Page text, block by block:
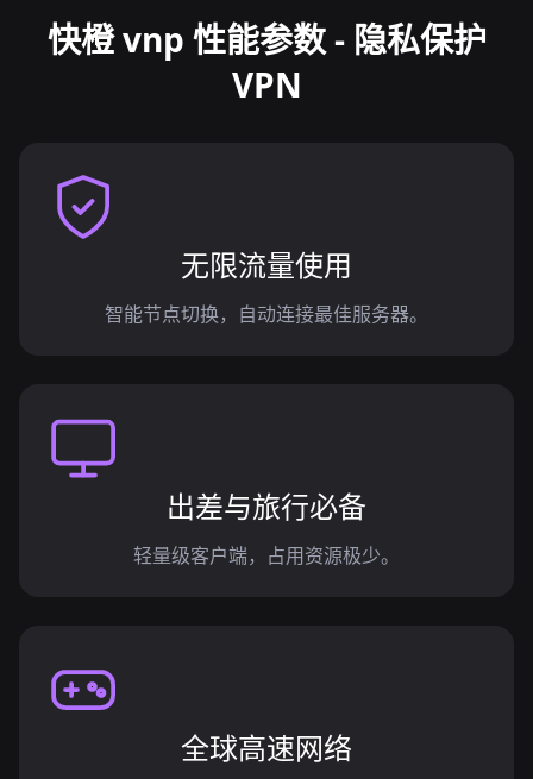
快橙 vnp 性能参数 - 隐私保护
VPN
无限流量使用
智能节点切换，自动连接最佳服务器。
出差与旅行必备
轻量级客户端，占用资源极少。
全球高速网络